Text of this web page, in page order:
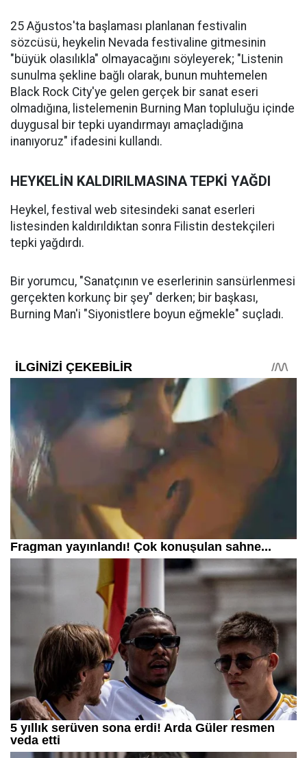
25 Ağustos'ta başlaması planlanan festivalin
sözcüsü, heykelin Nevada festivaline gitmesinin
"büyük olasılıkla" olmayacağını söyleyerek; "Listenin
sunulma şekline bağlı olarak, bunun muhtemelen
Black Rock City'ye gelen gerçek bir sanat eseri
olmadığına, listelemenin Burning Man topluluğu içinde
duygusal bir tepki uyandırmayı amaçladığına
inanıyoruz" ifadesini kullandı.
HEYKELİN KALDIRILMASINA TEPKİ YAĞDI
Heykel, festival web sitesindeki sanat eserleri
listesinden kaldırıldıktan sonra Filistin destekçileri
tepki yağdırdı.
Bir yorumcu, "Sanatçının ve eserlerinin sansürlenmesi
gerçekten korkunç bir şey" derken; bir başkası,
Burning Man'i "Siyonistlere boyun eğmekle" suçladı.